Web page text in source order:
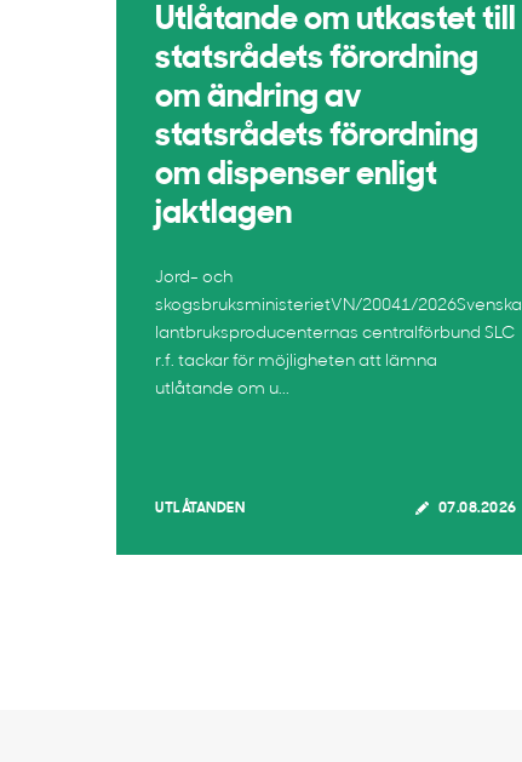
Utlåtande om utkastet till
statsrådets förordning
om ändring av
statsrådets förordning
om dispenser enligt
jaktlagen
Jord- och
skogsbruksministerietVN/20041/2026Svenska
lantbruksproducenternas centralförbund SLC
r.f. tackar för möjligheten att lämna
utlåtande om u...
UTLÅTANDEN 07.08.2026